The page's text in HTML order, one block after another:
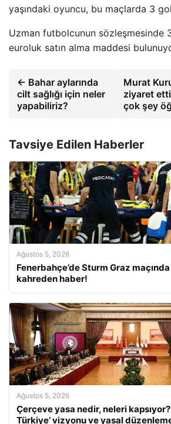
yaşındaki oyuncu, bu maçlarda 3
Uzman futbolcunun sözleşmesinde
euroluk satın alma maddesi
← Bahar aylarında
cilt sağlığı için neler
yapabiliriz?
Murat
ziyaret
çok şey
Tavsiye Edilen Haberler
Ağustos 5, 2026
Fenerbahçe’de Sturm Graz
kahreden haber!
Ağustos 5, 2026
Çerçeve yasa nedir, neleri kapsıyor?
Türkiye’ vizyonu ve yasal